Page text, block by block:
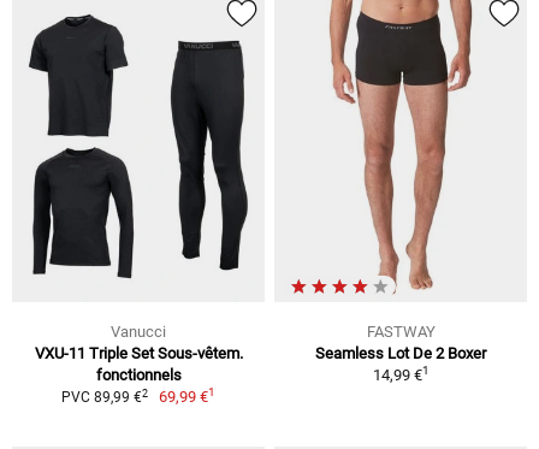
Vanucci
VXU-11 Triple Set Sous-vêtem.
fonctionnels
PVC 89,99 €2 69,99 €1
FASTWAY
Seamless Lot De 2 Boxer
14,99 €1